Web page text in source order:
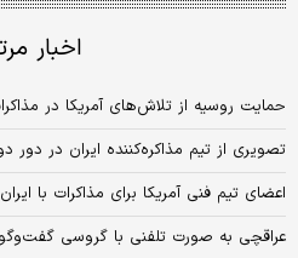
اخبار
حمایت روسیه از تلاش‌های آمریکا در
تصویری از تیم مذاکره‌کننده ایران در دور
اعضای تیم فنی آمریکا برای مذاکرات با
عراقچی به صورت تلفنی با گروسی